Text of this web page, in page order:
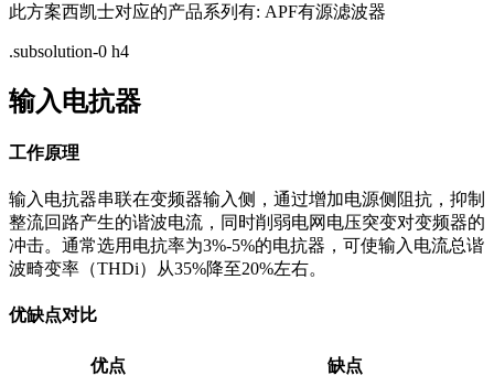
此方案西凯士对应的产品系列有: APF有源滤波器
.subsolution-0 h4
输入电抗器
工作原理
输入电抗器串联在变频器输入侧，通过增加电源侧阻抗，抑制
整流回路产生的谐波电流，同时削弱电网电压突变对变频器的
冲击。通常选用电抗率为3%-5%的电抗器，可使输入电流总谐
波畸变率（THDi）从35%降至20%左右。
优缺点对比
优点 缺点